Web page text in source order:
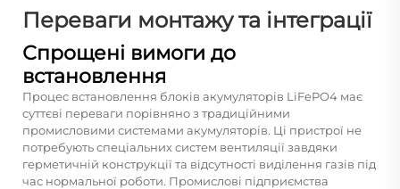
Переваги монтажу та інтеграції
Спрощені вимоги до
встановлення
Процес встановлення блоків акумуляторів LiFePO4 має
суттєві переваги порівняно з традиційними
промисловими системами акумуляторів. Ці пристрої не
потребують спеціальних систем вентиляції завдяки
герметичній конструкції та відсутності виділення газів під
час нормальної роботи. Промислові підприємства